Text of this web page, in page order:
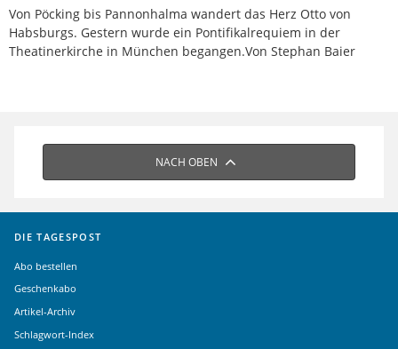
Von Pöcking bis Pannonhalma wandert das Herz Otto von
Habsburgs. Gestern wurde ein Pontifikalrequiem in der
Theatinerkirche in München begangen.Von Stephan Baier
NACH OBEN
DIE TAGESPOST
Abo bestellen
Geschenkabo
Artikel-Archiv
Schlagwort-Index